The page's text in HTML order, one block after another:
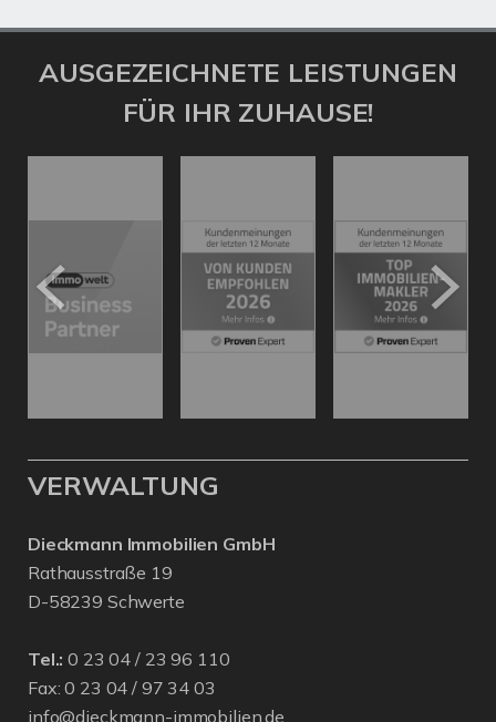
AUSGEZEICHNETE LEISTUNGEN
FÜR IHR ZUHAUSE!
VERWALTUNG
Dieckmann Immobilien GmbH
Rathausstraße 19
D-58239 Schwerte
Tel.: 0 23 04 / 23 96 110
Fax: 0 23 04 / 97 34 03
info@dieckmann-immobilien.de